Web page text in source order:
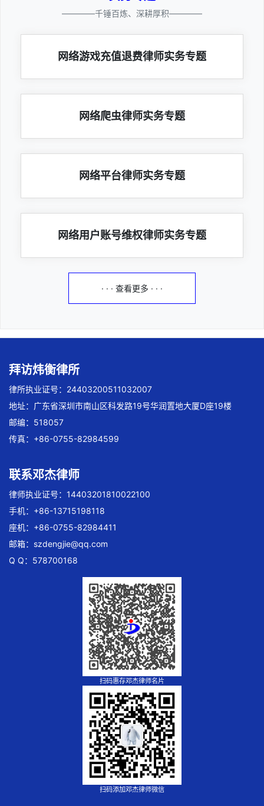
————千锤百炼、深耕厚积————
网络游戏充值退费律师实务专题
网络爬虫律师实务专题
网络平台律师实务专题
网络用户账号维权律师实务专题
· · · 查看更多 · · ·
拜访炜衡律所
律所执业证号：24403200511032007
地址：广东省深圳市南山区科发路19号华润置地大厦D座19楼
邮编：518057
传真：+86-0755-82984599
联系邓杰律师
律师执业证号：14403201810022100
手机：+86-13715198118
座机：+86-0755-82984411
邮箱： szdengjie@qq.com
Q Q：578700168
扫码惠存邓杰律师名片
扫码添加邓杰律师微信